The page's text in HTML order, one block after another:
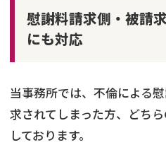
慰謝料請求側・被請
にも対応
当事務所では、不倫による
求されてしまった方、どち
しております。